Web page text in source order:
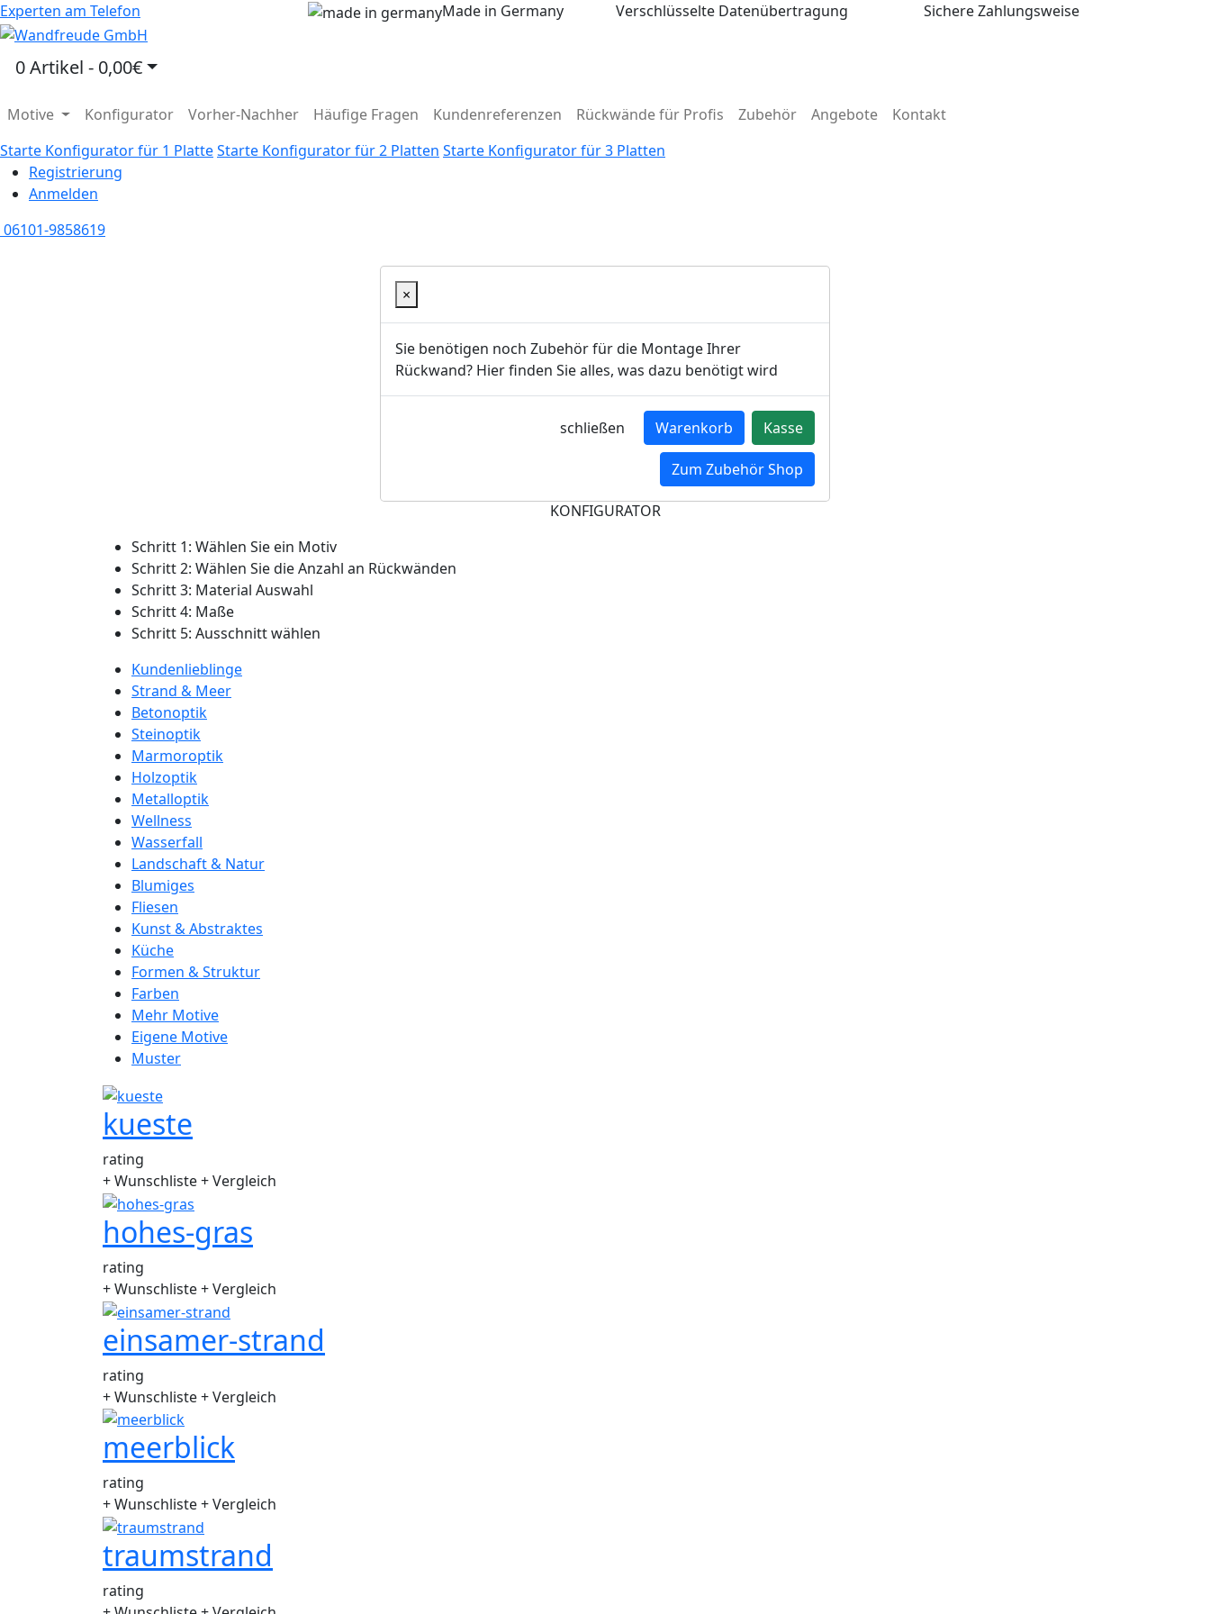
Experten am Telefon Made in Germany Verschlüsselte Datenübertragung Sichere Zahlungsweise
0 Artikel - 0,00€
Motive Konfigurator Vorher-Nachher Häufige Fragen Kundenreferenzen Rückwände für Profis Zubehör Angebote
Kontakt
Starte Konfigurator für 1 PlatteStarte Konfigurator für 2 Platten Starte Konfigurator für 3 Platten
Registrierung
Anmelden
06101-9858619
×
Sie benötigen noch Zubehör für die Montage Ihrer
Rückwand? Hier finden Sie alles, was dazu benötigt wird
schließen Warenkorb Kasse
Zum Zubehör Shop
KONFIGURATOR
Schritt 1: Wählen Sie ein Motiv
Schritt 2: Wählen Sie die Anzahl an Rückwänden
Schritt 3: Material Auswahl
Schritt 4: Maße
Schritt 5: Ausschnitt wählen
Kundenlieblinge
Strand & Meer
Betonoptik
Steinoptik
Marmoroptik
Holzoptik
Metalloptik
Wellness
Wasserfall
Landschaft & Natur
Blumiges
Fliesen
Kunst & Abstraktes
Küche
Formen & Struktur
Farben
Mehr Motive
Eigene Motive
Muster
kueste
rating
+ Wunschliste+ Vergleich
hohes-gras
rating
+ Wunschliste+ Vergleich
einsamer-strand
rating
+ Wunschliste+ Vergleich
meerblick
rating
+ Wunschliste+ Vergleich
traumstrand
rating